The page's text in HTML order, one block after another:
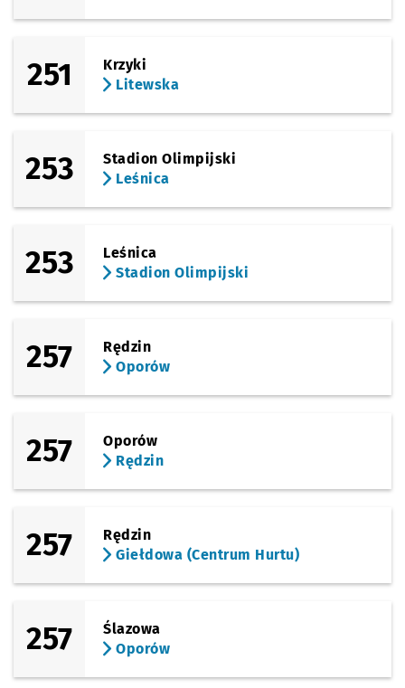
251
Krzyki
Litewska
253
Stadion Olimpijski
Leśnica
253
Leśnica
Stadion Olimpijski
257
Rędzin
Oporów
257
Oporów
Rędzin
257
Rędzin
Giełdowa (Centrum Hurtu)
257
Ślazowa
Oporów